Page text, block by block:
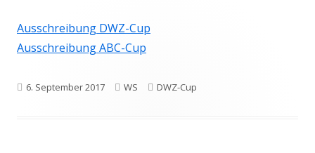
Ausschreibung DWZ-Cup
Ausschreibung ABC-Cup
Veröffentlicht
6. September 2017 Autor
WS Kategorien
DWZ-Cup